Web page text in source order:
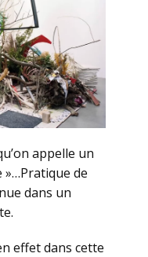
appelle un
»…Pratique de
dans un
effet dans cette